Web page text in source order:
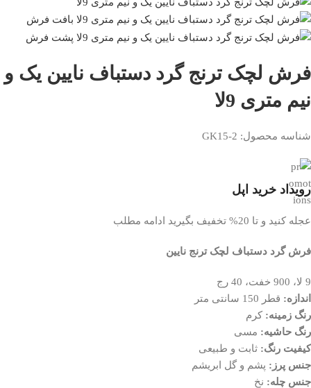
فرش لچک ترنج گرد دستباف نایین یک و
نیم متری 9لا
شناسه محصول: GK15-2
رویداد خرید اپل
عجله کنید و تا 20% تخفیف بگیرید ادامه مطلب
فرش گرد دستباف لچک ترنج نایین
9 لا، 900 خفت، 40 رج
اندازه: قطر 150 سانتی متر
رنگ زمینه: کرم
رنگ حاشیه: مسی
کیفیت رنگ: ثابت و طبیعی
جنس پرز: پشم و گل ابریشم
جنس چله: نخ